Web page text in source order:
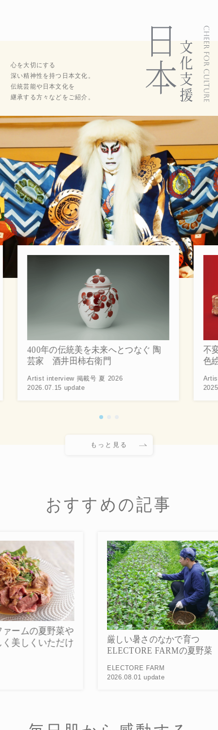
心を大切にする
深い精神性を持つ日本文化。
伝統芸能や日本文化を
継承する方々などをご紹介。
400年の伝統美を未来へとつなぐ 陶
芸家 酒井田柿右衛門
Artist interview 掲載号 夏 2026
2026.07.15 update
不
色
もっと見る
おすすめの記事
厳しい暑さのなかで育つ
ELECTORE FARMの夏野菜